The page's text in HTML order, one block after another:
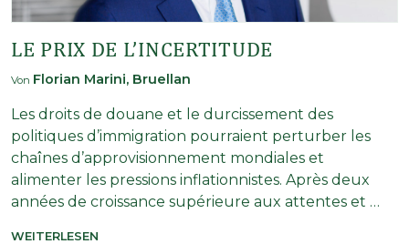
LE PRIX DE L’INCERTITUDE
Von Florian Marini, Bruellan
Les droits de douane et le durcissement des
politiques d’immigration pourraient perturber les
chaînes d’approvisionnement mondiales et
alimenter les pressions inflationnistes. Après deux
années de croissance supérieure aux attentes et …
WEITERLESEN